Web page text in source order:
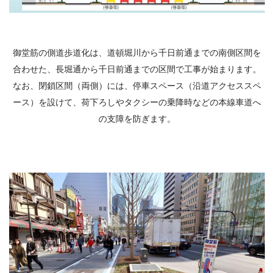
御堂筋の側道歩道化は、道頓堀川から千日前通までの南側区間を
合わせた、長堀通から千日前通までの区間で工事が始まります。
なお、閉鎖区間（両側）には、停車スペース（沿道アクセススペ
ース）を設けて、荷下ろしやタクシーの乗降時などの本線車道へ
の支障を防ぎます。